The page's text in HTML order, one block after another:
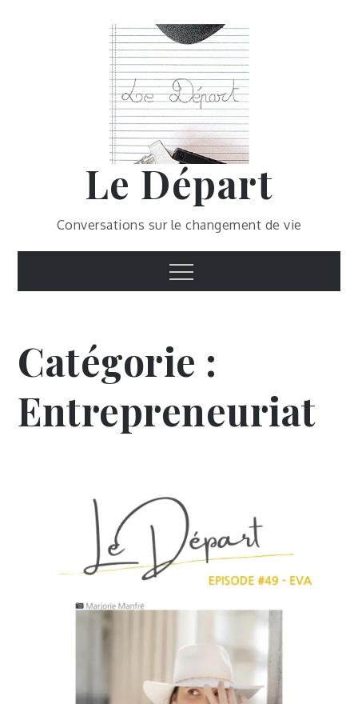
Le Départ
Conversations sur le changement de vie
Menu
Catégorie :
Entrepreneuriat